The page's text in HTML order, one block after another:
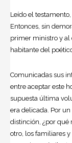
Leído el
Entonces, sin
primer ministro y al
habitante del
Comunicadas sus
entre aceptar este
supuesta última
era delicada. Por
distinción, ¿por qué
otro, los familiares